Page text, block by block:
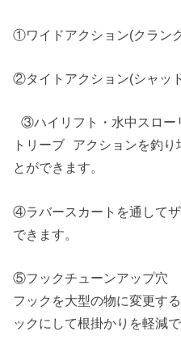
①ワイドアクション(クラン
②タイトアクション(シャッ
③ハイリフト・水中スロー
トリーブ アクションを釣り
とができます。
④ラバースカートを通して
できます。
⑤フックチューンアップ穴
フックを大型の物に変更す
ックにして根掛かりを軽減で